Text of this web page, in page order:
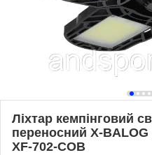
Ліхтар кемпінговий
переносний X-
XF-702-COB